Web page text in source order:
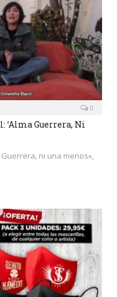
0
‘Alma Guerrera, Ni
ni una menos»,